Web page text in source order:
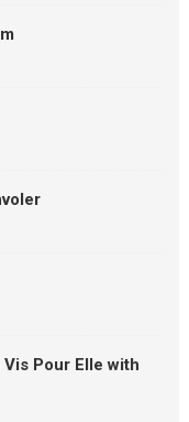
Pour Elle with